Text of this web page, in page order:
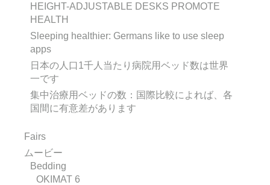
HEIGHT-ADJUSTABLE DESKS PROMOTE
HEALTH
Sleeping healthier: Germans like to use sleep
apps
日本の人口1千人当たり病院用ベッド数は世界
一です
集中治療用ベッドの数：国際比較によれば、各
国間に有意差があります
Fairs
ムービー
Bedding
OKIMAT 6